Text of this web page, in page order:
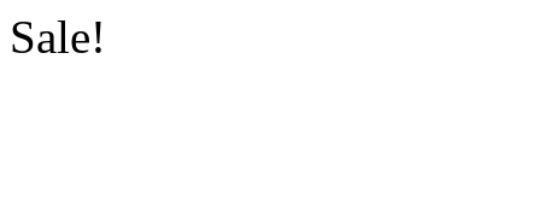
Sale!